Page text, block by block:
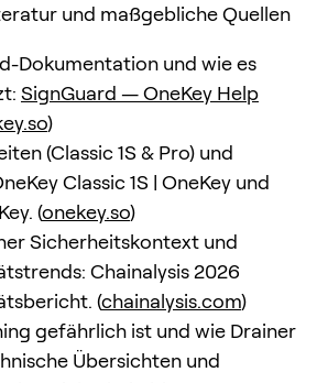
und maßgebliche Quellen
Dokumentation und wie es
SignGuard — OneKey Help
)
(Classic 1S & Pro) und
Classic 1S | OneKey und
(onekey.so)
Sicherheitskontext und
Chainalysis 2026
(chainalysis.com)
gefährlich ist und wie Drainer
Übersichten und